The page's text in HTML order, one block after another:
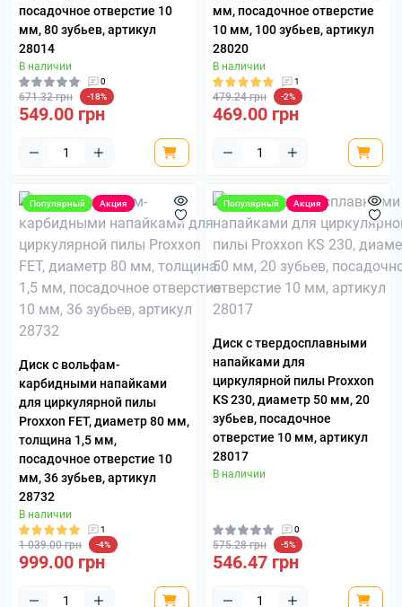
посадочное отверстие 10
мм, 80 зубьев, артикул
28014
В наличии
0
671.32 грн -18%
549.00 грн
мм, посадочное отверстие
10 мм, 100 зубьев, артикул
28020
В наличии
1
479.24 грн -2%
469.00 грн
Популярный Акция
Диск с вольфам-
карбидными напайками
для циркулярной пилы
Proxxon FET, диаметр 80 мм,
толщина 1,5 мм,
посадочное отверстие 10
мм, 36 зубьев, артикул
28732
В наличии
1
1 039.00 грн -4%
999.00 грн
Популярный Акция
Диск с твердосплавными
напайками для
циркулярной пилы Proxxon
KS 230, диаметр 50 мм, 20
зубьев, посадочное
отверстие 10 мм, артикул
28017
В наличии
0
575.28 грн -5%
546.47 грн